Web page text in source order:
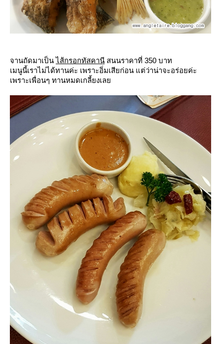
จานถัดมาเป็นไส้กรอกทัสคานี สนนราคาที่ 350 บาท
เมนูนี้เราไม่ได้ทานค่ะ เพราะอิ่มเสียก่อน แต่ว่าน่าจะอร่อยค่ะ
เพราะเพื่อนๆ ทานหมดเกลี้ยงเล